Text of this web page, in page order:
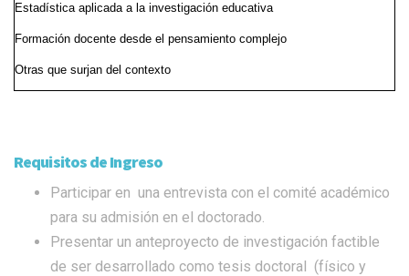
Estadística aplicada a la investigación educativa
Formación docente desde el pensamiento complejo
Otras que surjan del contexto
Requisitos de Ingreso
Participar en una entrevista con el comité académico
para su admisión en el doctorado.
Presentar un anteproyecto de investigación factible
de ser desarrollado como tesis doctoral (físico y